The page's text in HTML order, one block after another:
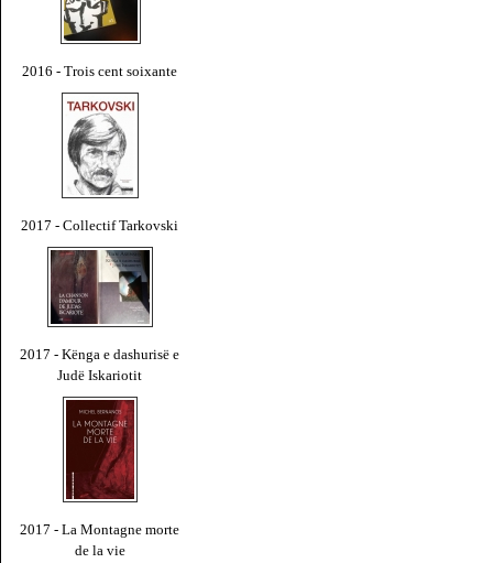
2016 - Trois cent soixante
2017 - Collectif Tarkovski
2017 - Kënga e dashurisë e
Judë Iskariotit
2017 - La Montagne morte
de la vie